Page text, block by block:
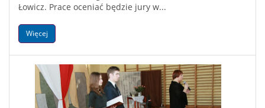
Łowicz. Prace oceniać będzie jury w...
Więcej